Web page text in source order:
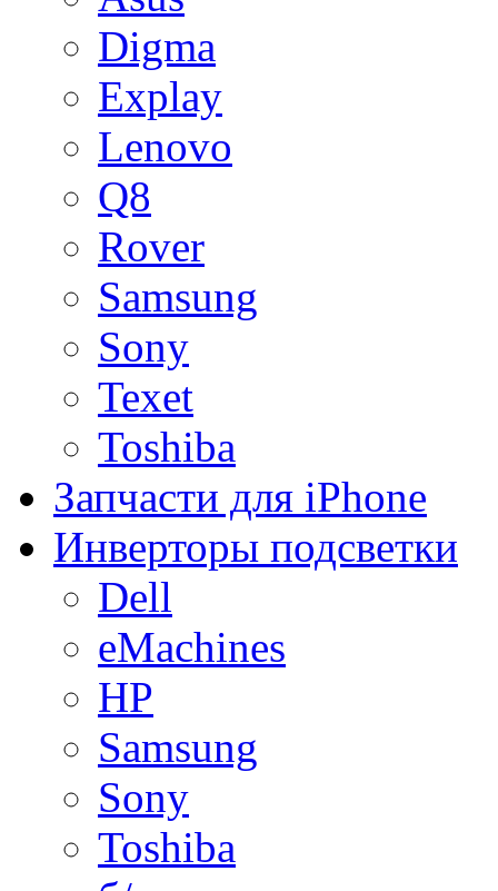
Digma
Explay
Lenovo
Q8
Rover
Samsung
Sony
Texet
Toshiba
Запчасти для iPhone
Инверторы подсветки
Dell
eMachines
HP
Samsung
Sony
Toshiba